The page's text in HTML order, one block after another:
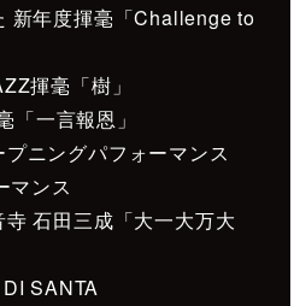
新年度揮毫「Challenge to
揮毫「樹」
「一言報恩」
プニングパフォーマンス
マンス
寺 石田三成「大一大万大
SANTA